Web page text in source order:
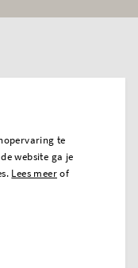
te
website ga je
Lees meerof